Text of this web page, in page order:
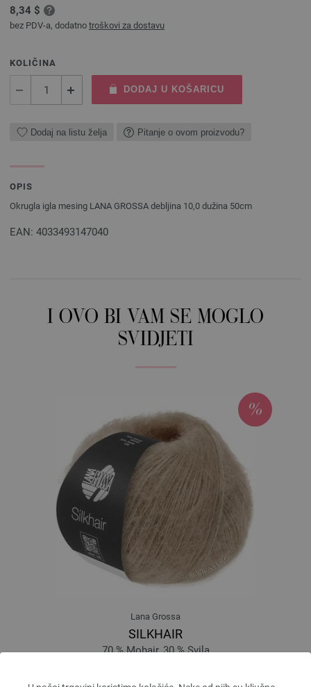
8,34 $
bez PDV-a, dodatno troškovi za dostavu
KOLIČINA
DODAJ U KOŠARICU
Dodaj na listu želja Pitanje o ovom proizvodu?
OPIS
Okrugla igla mesing LANA GROSSA debljina 10,0 dužina 50cm
EAN: 4033493147040
I OVO BI VAM SE MOGLO
SVIDJETI
Lana Grossa
SILKHAIR
70 % Mohair, 30 % Svila
Većina igle: 4,5 - 5